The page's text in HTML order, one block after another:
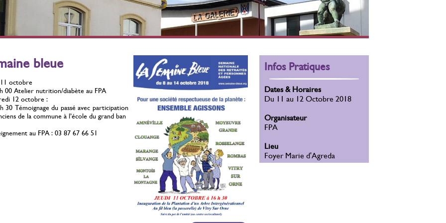
des chats
Décembre 2026
Stérilisation des chats
errants
Décembre 2026
bleue
11 octobre
00 Atelier nutrition/diabète au FPA
12 octobre :
30 Témoignage du passé avec participation
de la commune à l’école du grand ban
au FPA : 03 87 67 66 51
Infos Pratiques
Dates & Horaires
Du 11 au 12 Octobre 2018
Organisateur
FPA
Lieu
Foyer Marie d'Agreda